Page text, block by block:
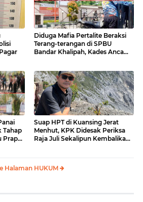
Diduga Mafia Pertalite Beraksi
Terang-terangan di SPBU
Bandar Khalipah, Kades Ancam
Tahap
Prapat
Suap HPT di Kuansing Jerat
Menhut, KPK Didesak Periksa
Raja Juli Sekalipun Kembalikan
Halaman HUKUM